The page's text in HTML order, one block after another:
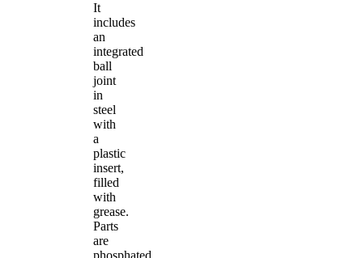
It
includes
an
integrated
ball
joint
in
steel
with
a
plastic
insert,
filled
with
grease.
Parts
are
phosphated